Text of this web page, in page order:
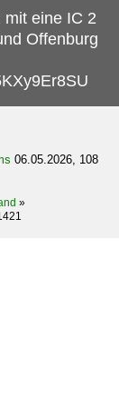
eine IC 2
Offenburg
06.05.2026, 108
»